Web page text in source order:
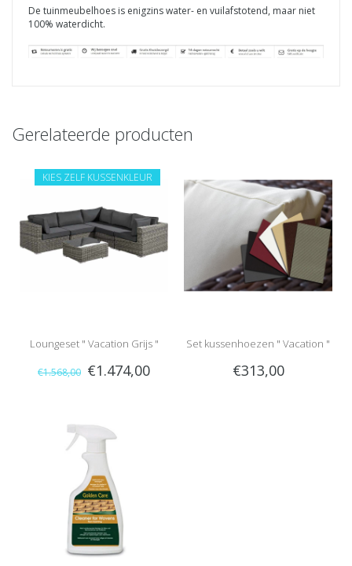
De tuinmeubelhoes is enigzins water- en vuilafstotend, maar niet
100% waterdicht.
Gerelateerde producten
KIES ZELF KUSSENKLEUR
Loungeset " Vacation Grijs "
€1.568,00 €1.474,00
Set kussenhoezen " Vacation "
€313,00